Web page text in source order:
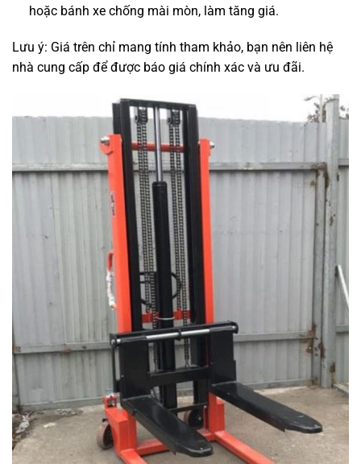
hoặc bánh xe chống mài mòn, làm tăng giá.
Lưu ý: Giá trên chỉ mang tính tham khảo, bạn nên liên hệ
nhà cung cấp để được báo giá chính xác và ưu đãi.